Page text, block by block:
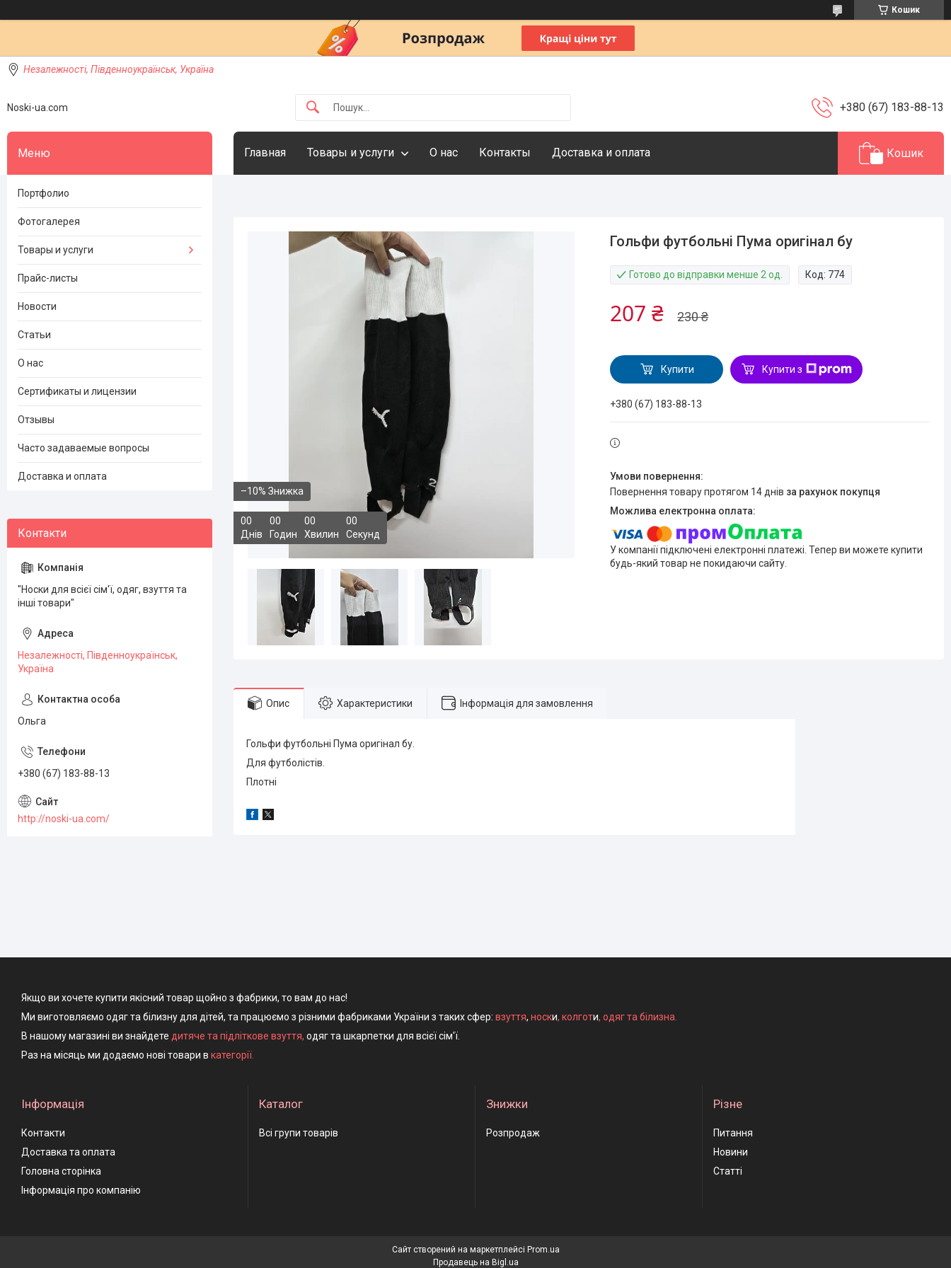
Кошик
Незалежності, Південноукраїнськ, Україна
Noski-ua.com +380 (67) 183-88-13
Главная Товары и услуги О нас Контакты Доставка и оплата Кошик
–10%
00
Днів
00
Годин
00
Хвилин
00
Секунд
Гольфи футбольні Пума оригінал бу
Готово до відправки менше 2 од. Код: 774
230 ₴
207 ₴
Купити Купити з
+380 (67) 183-88-13
повернення товару протягом 14 днів за рахунок покупця
У компанії підключені електронні платежі. Тепер ви можете купити
будь-який товар не покидаючи сайту.
Опис Характеристики Інформація для замовлення
Гольфи футбольні Пума оригінал бу.
Для футболістів.
Плотні
Портфолио
Фотогалерея
Товары и услуги
Прайс-листы
Новости
Статьи
О нас
Сертификаты и лицензии
Отзывы
Часто задаваемые вопросы
Доставка и оплата
"Носки для всієї сім'ї, одяг, взуття та
інші товари"
Незалежності, Південноукраїнськ,
Україна
Ольга
+380 (67) 183-88-13
http://noski-ua.com/
Якщо ви хочете купити якісний товар щойно з фабрики, то вам до нас!
Ми виготовляємо одяг та білизну для дітей, та працюємо з різними фабриками України з таких сфер: взуття, носки, колготи, одяг та білизна.
В нашому магазині ви знайдете дитяче та підліткове взуття, одяг та шкарпетки для всієї сім'ї.
Раз на місяць ми додаємо нові товари в категорії.
Інформація
Контакти
Доставка та оплата
Головна сторінка
Інформація про компанію
Каталог
Всі групи товарів
Знижки
Розпродаж
Різне
Питання
Новини
Статті
Сайт створений на маркетплейсі Prom.ua
Продавець на Bigl.ua